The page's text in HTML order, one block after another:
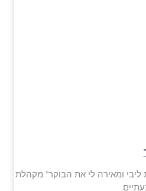
ומאירה לי את הבוקר" מקהלת